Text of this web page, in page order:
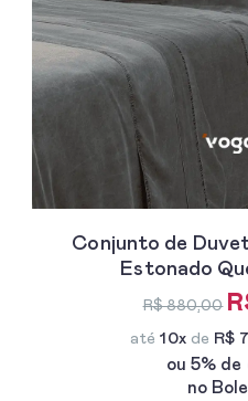
Conjunto de
Estonado
R$ 880,00
até10xde R$
ou 5%
no